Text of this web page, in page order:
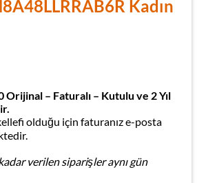
Kadın
– Faturalı – Kutulu ve 2 Yıl
olduğu için faturanız e-posta
verilen siparişler aynı gün